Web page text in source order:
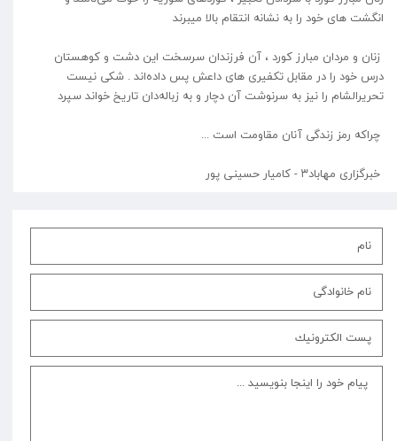
انگشت های خود را به نشانه انتقام بالا میبرند
زنان و مردان مبارز کورد ، آن فرزندان سرسخت این دشت و کوهستان
درس خود را در مقابل تکفیری های داعش پس داده‌اند . شکی نیست
تحریرالشام را نیز به سرنوشت آن دچار و به زباله‌دان تاریخ خواند سپرد
چراکه رمز زندگی آنان مقاومت است ...
خبرگزاری مهاباد۳ - کامیار حسینی پور